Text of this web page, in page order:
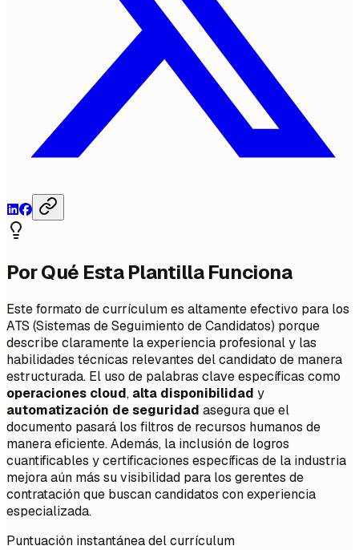
Por Qué Esta Plantilla Funciona
Este formato de currículum es altamente efectivo para los
ATS (Sistemas de Seguimiento de Candidatos) porque
describe claramente la experiencia profesional y las
habilidades técnicas relevantes del candidato de manera
estructurada. El uso de palabras clave específicas como
operaciones cloud, alta disponibilidad y
automatización de seguridad asegura que el
documento pasará los filtros de recursos humanos de
manera eficiente. Además, la inclusión de logros
cuantificables y certificaciones específicas de la industria
mejora aún más su visibilidad para los gerentes de
contratación que buscan candidatos con experiencia
especializada.
Puntuación instantánea del currículum